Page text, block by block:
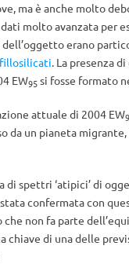
ma è anche molto
molto avanzata per
erano
fillosilicati. La presenza
EW95si fosse formato
attuale di 2004 EW
da un pianeta
di spettri ‘atipici’ di
confermata con
che non fa parte
chiave di una delle